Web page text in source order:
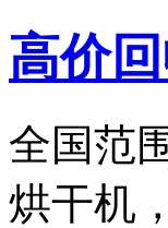
高价
全国范
烘干机